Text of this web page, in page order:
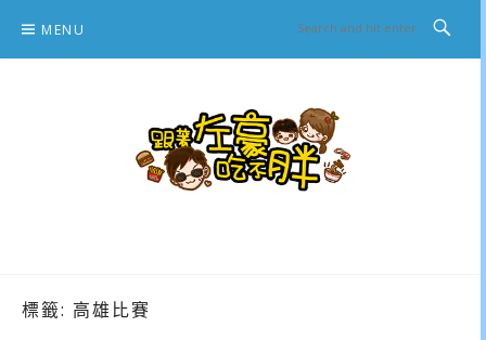
content
MENU
標籤: 高雄比賽